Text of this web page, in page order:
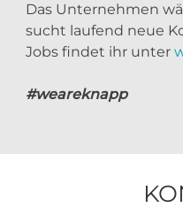
Das Unternehmen
sucht laufend neue
Jobs findet ihr unter
#weareknapp